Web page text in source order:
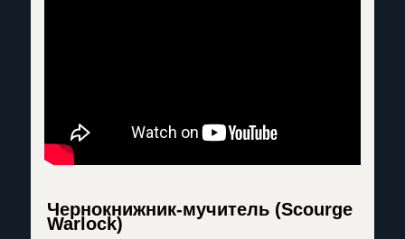
Чернокнижник-мучитель (Scourge
Warlock)